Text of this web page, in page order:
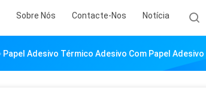
Sobre Nós Contacte-Nos Notícia
Papel Adesivo Térmico Adesivo Com Papel